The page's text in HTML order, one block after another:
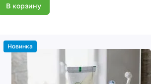
В корзину
Новинка